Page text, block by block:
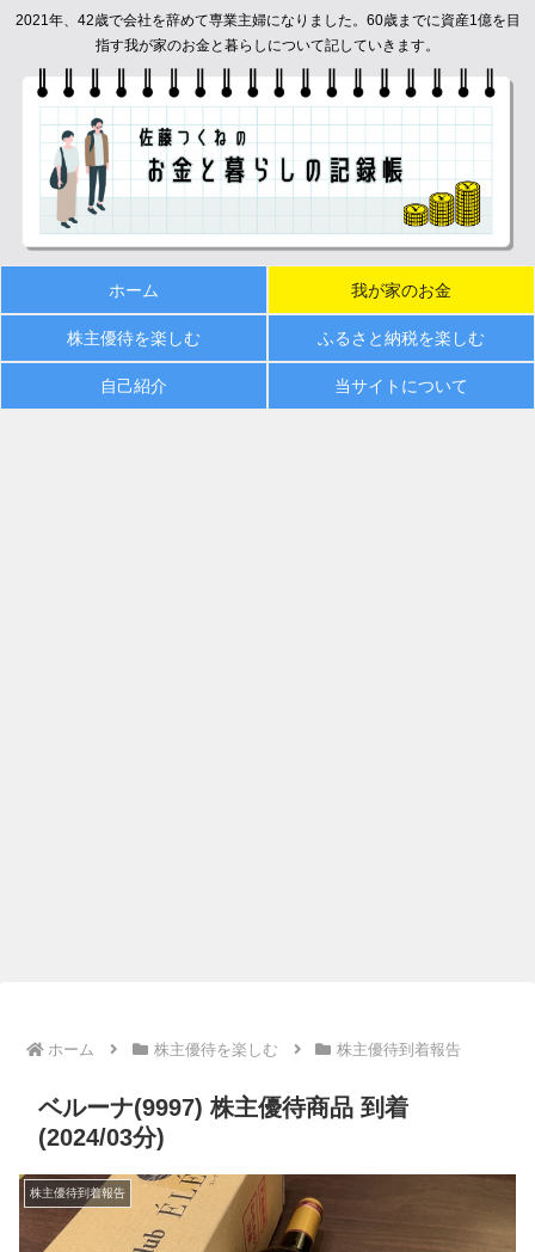
2021年、42歳で会社を辞めて専業主婦になりました。60歳までに資産1億を目
指す我が家のお金と暮らしについて記していきます。
ホーム 我が家のお金
株主優待を楽しむ ふるさと納税を楽しむ
自己紹介 当サイトについて
ホーム 株主優待を楽しむ 株主優待到着報告
ベルーナ(9997) 株主優待商品 到着
(2024/03分)
株主優待到着報告